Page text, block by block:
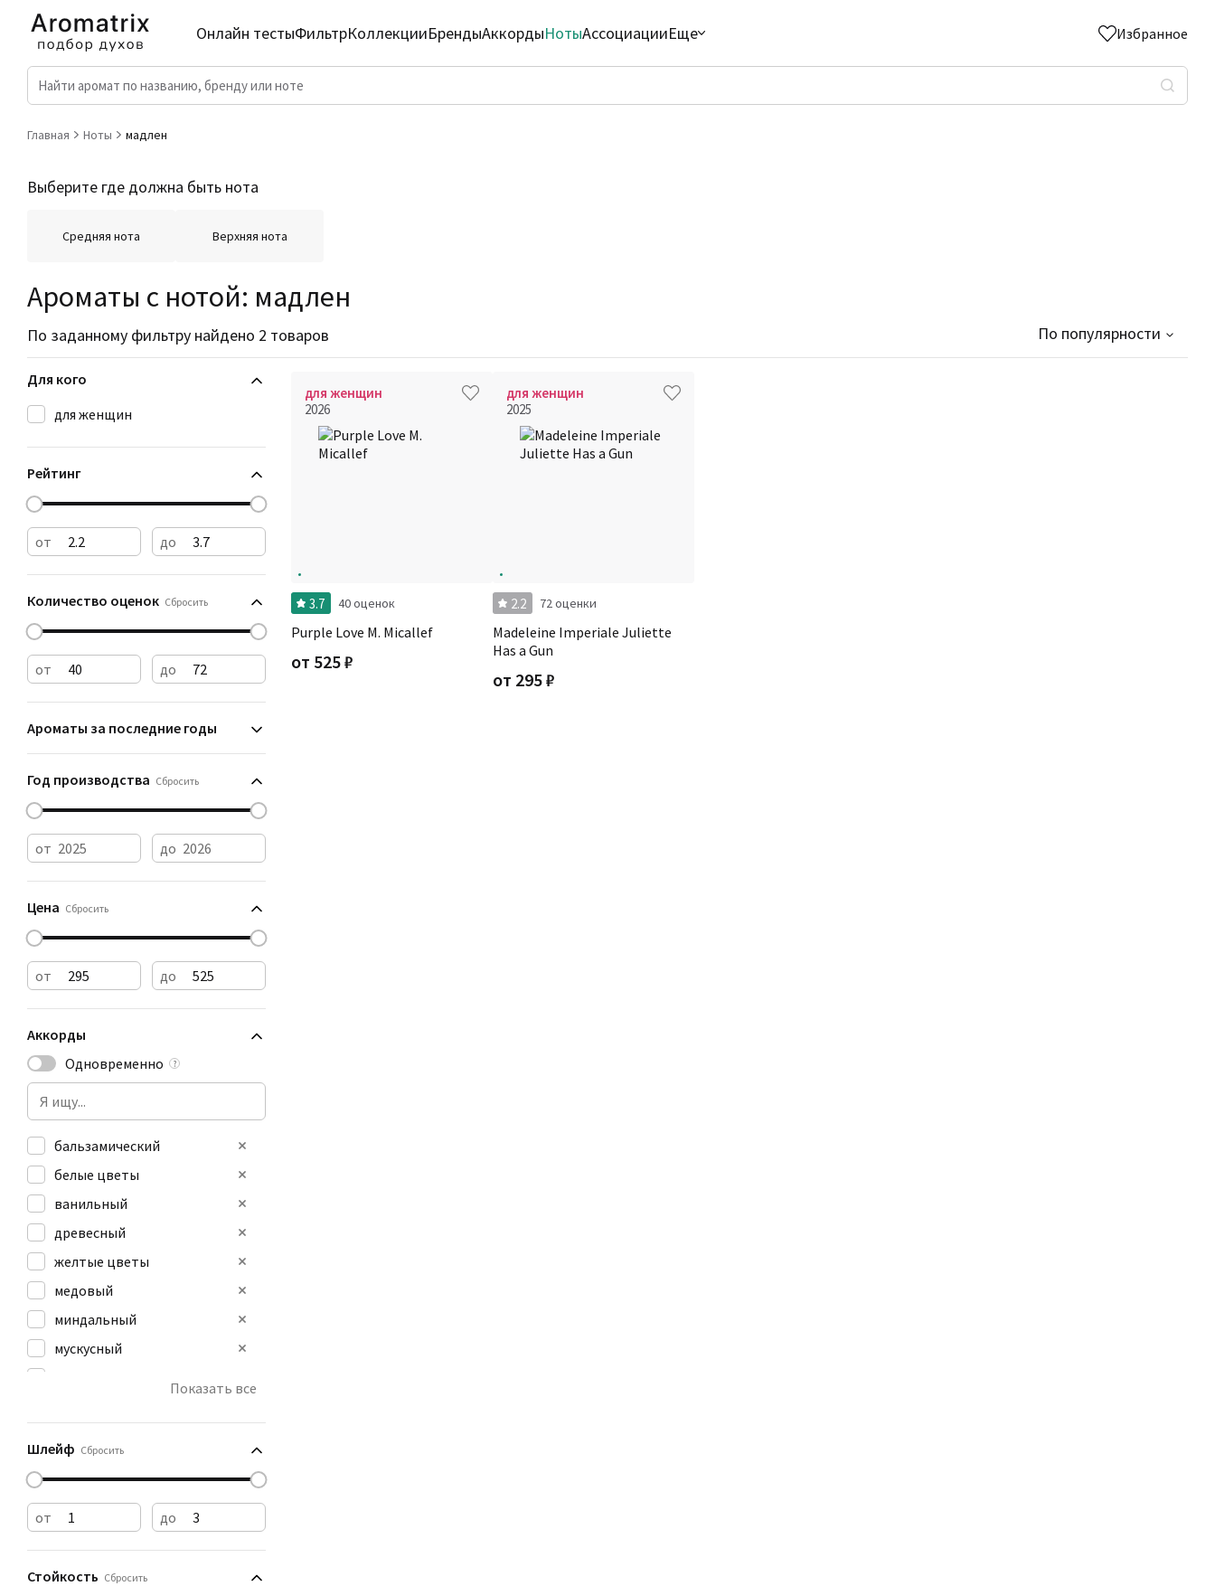
Онлайн тестыФильтрКоллекцииБрендыАккордыНотыАссоциацииЕще Избранное
Главная Ноты мадлен
Выберите где должна быть нота
Средняя нота Верхняя нота
Ароматы с нотой: мадлен
По заданному фильтру найдено 2 товаров По популярности
Для кого
для женщин
Рейтинг
от до
Количество оценок Сбросить
от до
Ароматы за последние годы
Год производства Сбросить
от до
Цена Сбросить
от до
Аккорды
Одновременно
?
бальзамический
белые цветы
ванильный
древесный
желтые цветы
медовый
миндальный
мускусный
Показать все
Шлейф Сбросить
от до
Стойкость Сбросить
для женщин
2026
3.7 40 оценок
Purple Love M. Micallef
от 525₽
для женщин
2025
2.2 72 оценки
Madeleine Imperiale Juliette
Has a Gun
от 295₽